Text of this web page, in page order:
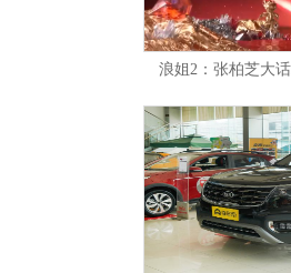
浪姐2：张柏芝大